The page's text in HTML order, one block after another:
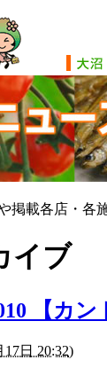
掲載各店・各
イブ
【カン
17日 20:32)